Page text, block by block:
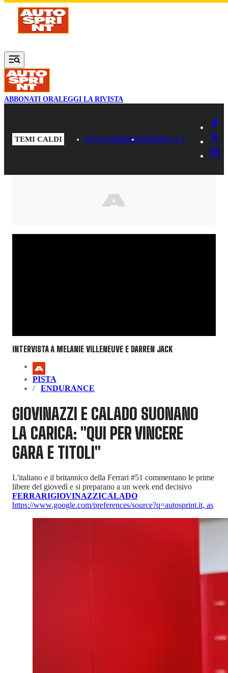
Vai al contenuto principale
ABBONATI ORALEGGI LA RIVISTA
TEMI CALDI GP UNGHERIAFORMULA 1
INTERVISTA A MELANIE VILLENEUVE E DARREN JACK
PISTA
ENDURANCE
GIOVINAZZI E CALADO SUONANO
LA CARICA: "QUI PER VINCERE
GARA E TITOLI"
L'italiano e il britannico della Ferrari #51 commentano le prime
libere del giovedì e si preparano a un week end decisivo
FERRARIGIOVINAZZICALADO
https://www.google.com/preferences/source?q=autosprint.it, as